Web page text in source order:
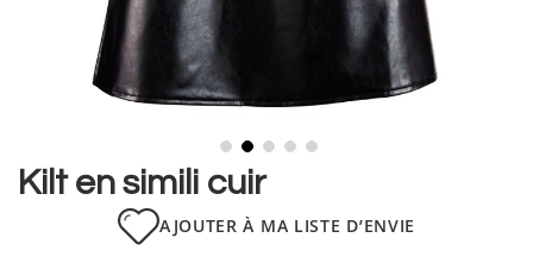
SkipKilt en simili cuir
AJOUTER À MA LISTE D’ENVIE